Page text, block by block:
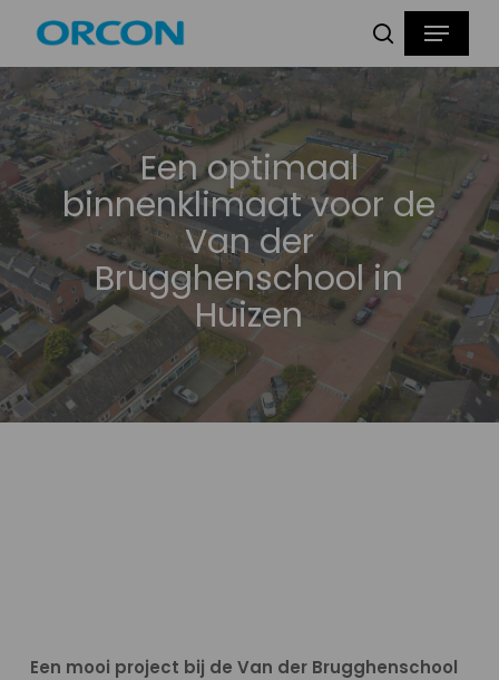
main
content
Producten
zoeken
zoeken
Menu
Een optimaal
binnenklimaat voor de
Van der
Brugghenschool in
Huizen
Een mooi project bij de Van der Brugghenschool